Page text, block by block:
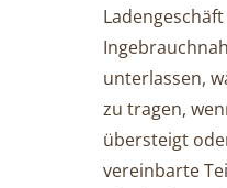
unterlassen,
zu tragen,
übersteigt
vereinbarte